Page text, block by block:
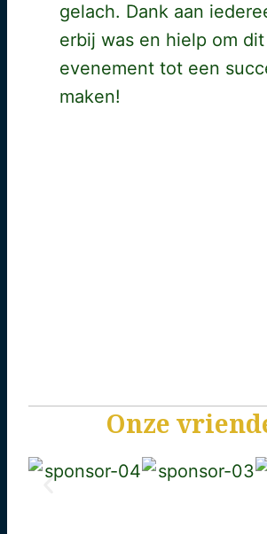
gelach. Dank aan
erbij was en hielp om dit
evenement tot een
maken!
Onze